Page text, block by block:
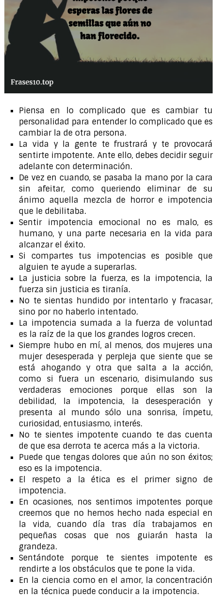
Piensa en lo complicado que es cambiar tu
personalidad para entender lo complicado que es
cambiar la de otra persona.
La vida y la gente te frustrará y te provocará
sentirte impotente. Ante ello, debes decidir seguir
adelante con determinación.
De vez en cuando, se pasaba la mano por la cara
sin afeitar, como queriendo eliminar de su
ánimo aquella mezcla de horror e impotencia
que le debilitaba.
Sentir impotencia emocional no es malo, es
humano, y una parte necesaria en la vida para
alcanzar el éxito.
Si compartes tus impotencias es posible que
alguien te ayude a superarlas.
La justicia sobre la fuerza, es la impotencia, la
fuerza sin justicia es tiranía.
No te sientas hundido por intentarlo y fracasar,
sino por no haberlo intentado.
La impotencia sumada a la fuerza de voluntad
es la raíz de la que los grandes logros crecen.
Siempre hubo en mí, al menos, dos mujeres una
mujer desesperada y perpleja que siente que se
está ahogando y otra que salta a la acción,
como si fuera un escenario, disimulando sus
verdaderas emociones porque ellas son la
debilidad, la impotencia, la desesperación y
presenta al mundo sólo una sonrisa, ímpetu,
curiosidad, entusiasmo, interés.
No te sientes impotente cuando te das cuenta
de que esa derrota te acerca más a la victoria.
Puede que tengas dolores que aún no son éxitos;
eso es la impotencia.
El respeto a la ética es el primer signo de
impotencia.
En ocasiones, nos sentimos impotentes porque
creemos que no hemos hecho nada especial en
la vida, cuando día tras día trabajamos en
pequeñas cosas que nos guiarán hasta la
grandeza.
Sentándote porque te sientes impotente es
rendirte a los obstáculos que te pone la vida.
En la ciencia como en el amor, la concentración
en la técnica puede conducir a la impotencia.